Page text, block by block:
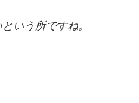
いう所ですね。